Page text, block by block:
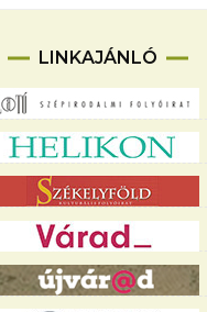
LINKAJÁNLÓ